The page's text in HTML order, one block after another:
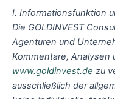
I. Informationsfunktion
Die GOLDINVEST
Agenturen und
Kommentare, Analysen
www.goldinvest.de zu
ausschließlich der